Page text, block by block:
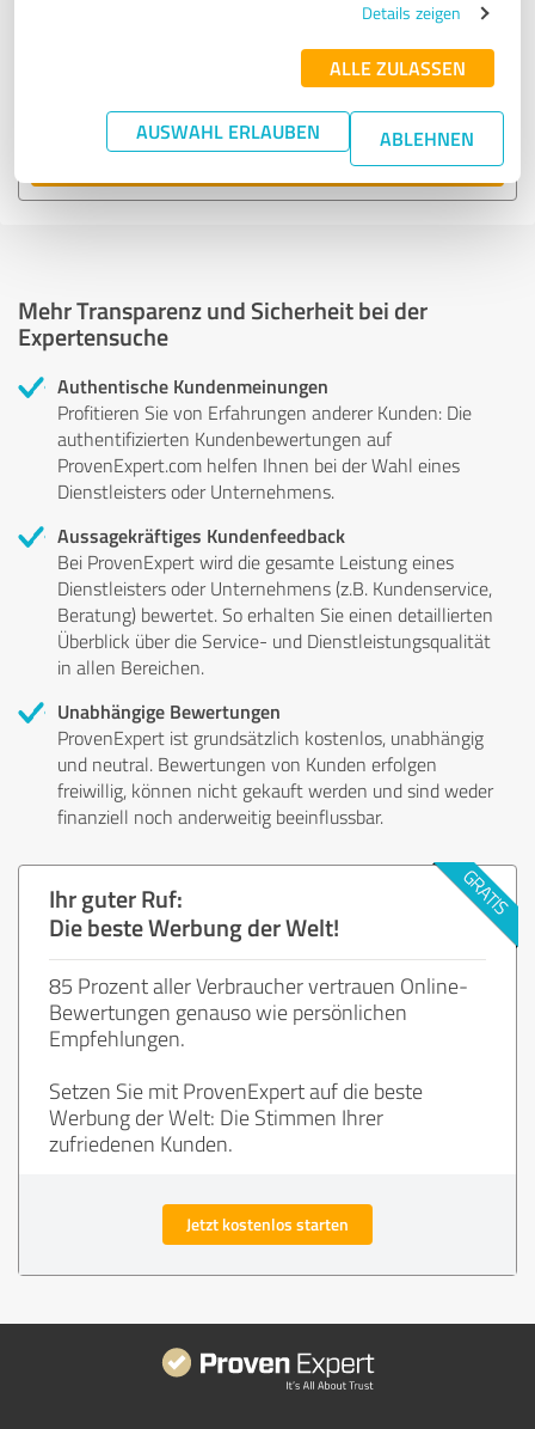
Details zeigen
ALLE ZULASSEN
AUSWAHL ERLAUBEN ABLEHNEN
zu IT-Dienstleistungen in Herne
Mehr Transparenz und Sicherheit bei der
Expertensuche
Authentische Kundenmeinungen
Profitieren Sie von Erfahrungen anderer Kunden: Die
authentifizierten Kundenbewertungen auf
ProvenExpert.com helfen Ihnen bei der Wahl eines
Dienstleisters oder Unternehmens.
Aussagekräftiges Kundenfeedback
Bei ProvenExpert wird die gesamte Leistung eines
Dienstleisters oder Unternehmens (z.B. Kundenservice,
Beratung) bewertet. So erhalten Sie einen detaillierten
Überblick über die Service- und Dienstleistungsqualität
in allen Bereichen.
Unabhängige Bewertungen
ProvenExpert ist grundsätzlich kostenlos, unabhängig
und neutral. Bewertungen von Kunden erfolgen
freiwillig, können nicht gekauft werden und sind weder
finanziell noch anderweitig beeinflussbar.
Ihr guter Ruf:
Die beste Werbung der Welt!
85 Prozent aller Verbraucher vertrauen Online-
Bewertungen genauso wie persönlichen
Empfehlungen.
Setzen Sie mit ProvenExpert auf die beste
Werbung der Welt: Die Stimmen Ihrer
zufriedenen Kunden.
Jetzt kostenlos starten